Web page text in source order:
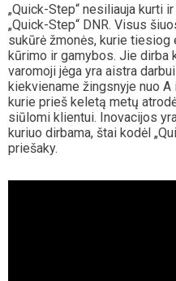
„Quick-Step“ nesiliauja kurti
„Quick-Step“ DNR. Visus
sukūrė žmonės, kurie tiesiog
kūrimo ir gamybos. Jie dirba
varomoji jėga yra aistra
kiekviename žingsnyje nuo
kurie prieš keletą metų
siūlomi klientui. Inovacijos
kuriuo dirbama, štai kodėl
priešaky.